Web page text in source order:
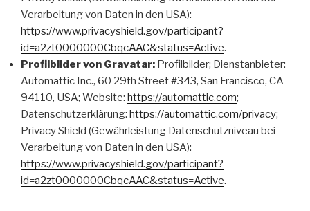
Verarbeitung von Daten in den USA):
https://www.privacyshield.gov/participant?
id=a2zt0000000CbqcAAC&status=Active.
Profilbilder von Gravatar: Profilbilder; Dienstanbieter:
Automattic Inc., 60 29th Street #343, San Francisco, CA
94110, USA; Website: https://automattic.com;
Datenschutzerklärung: https://automattic.com/privacy;
Privacy Shield (Gewährleistung Datenschutzniveau bei
Verarbeitung von Daten in den USA):
https://www.privacyshield.gov/participant?
id=a2zt0000000CbqcAAC&status=Active.